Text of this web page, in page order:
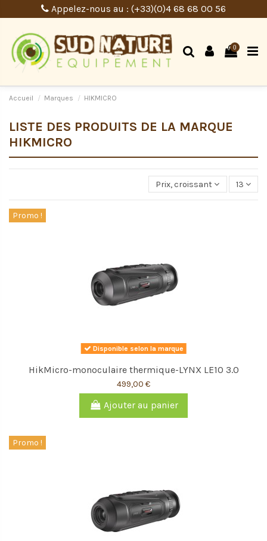
Appelez-nous au : (+33)(0)4 68 68 00 56
0
Accueil Marques HIKMICRO
LISTE DES PRODUITS DE LA MARQUE
HIKMICRO
Prix, croissant 13
Promo !
Disponible selon la marque
HikMicro-monoculaire thermique-LYNX LE10 3.0
499,00 €
Ajouter au panier
Promo !